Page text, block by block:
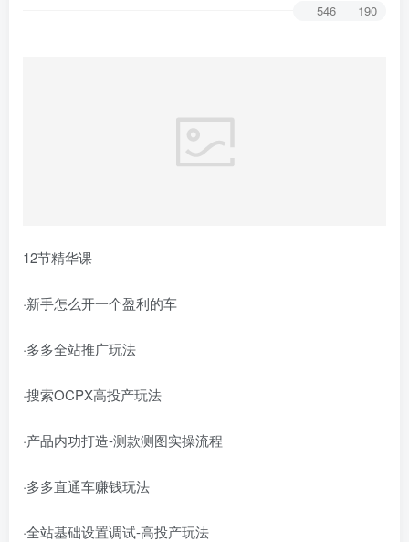
546 190
12节精华课
·新手怎么开一个盈利的车
·多多全站推广玩法
·搜索OCPX高投产玩法
·产品内功打造-测款测图实操流程
·多多直通车赚钱玩法
·全站基础设置调试-高投产玩法